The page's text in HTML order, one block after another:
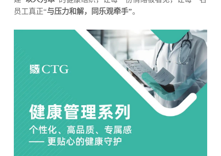
员工真正“与压力和解，同乐观牵手”。